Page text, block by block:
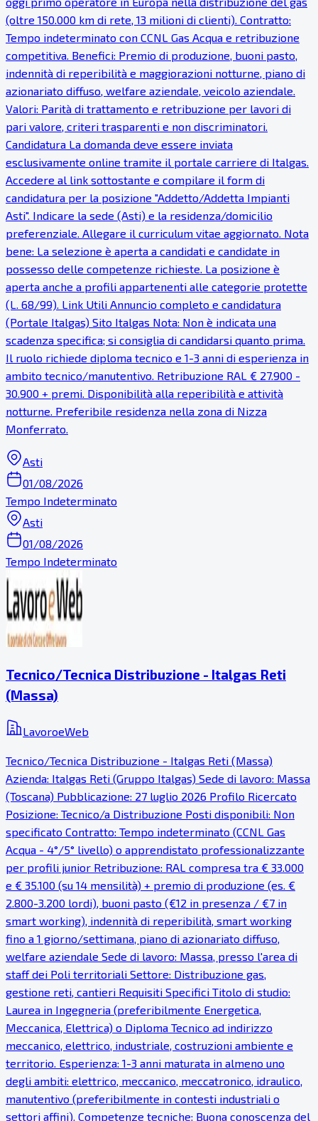
(oltre 150.000 km di rete, 13 milioni di clienti). Contratto:
Tempo indeterminato con CCNL Gas Acqua e retribuzione
competitiva. Benefici: Premio di produzione, buoni pasto,
indennità di reperibilità e maggiorazioni notturne, piano di
azionariato diffuso, welfare aziendale, veicolo aziendale.
Valori: Parità di trattamento e retribuzione per lavori di
pari valore, criteri trasparenti e non discriminatori.
Candidatura La domanda deve essere inviata
esclusivamente online tramite il portale carriere di Italgas.
Accedere al link sottostante e compilare il form di
candidatura per la posizione "Addetto/Addetta Impianti
Asti". Indicare la sede (Asti) e la residenza/domicilio
preferenziale. Allegare il curriculum vitae aggiornato. Nota
bene: La selezione è aperta a candidati e candidate in
possesso delle competenze richieste. La posizione è
aperta anche a profili appartenenti alle categorie protette
(L. 68/99). Link Utili Annuncio completo e candidatura
(Portale Italgas) Sito Italgas Nota: Non è indicata una
scadenza specifica; si consiglia di candidarsi quanto prima.
Il ruolo richiede diploma tecnico e 1-3 anni di esperienza in
ambito tecnico/manutentivo. Retribuzione RAL € 27.900 -
30.900 + premi. Disponibilità alla reperibilità e attività
notturne. Preferibile residenza nella zona di Nizza
Monferrato.
Asti
01/08/2026
Tempo Indeterminato
Asti
01/08/2026
Tempo Indeterminato
Tecnico/Tecnica Distribuzione - Italgas Reti
(Massa)
LavoroeWeb
Tecnico/Tecnica Distribuzione - Italgas Reti (Massa)
Azienda: Italgas Reti (Gruppo Italgas) Sede di lavoro: Massa
(Toscana) Pubblicazione: 27 luglio 2026 Profilo Ricercato
Posizione: Tecnico/a Distribuzione Posti disponibili: Non
specificato Contratto: Tempo indeterminato (CCNL Gas
Acqua - 4°/5° livello) o apprendistato professionalizzante
per profili junior Retribuzione: RAL compresa tra € 33.000
e € 35.100 (su 14 mensilità) + premio di produzione (es. €
2.800-3.200 lordi), buoni pasto (€12 in presenza / €7 in
smart working), indennità di reperibilità, smart working
fino a 1 giorno/settimana, piano di azionariato diffuso,
welfare aziendale Sede di lavoro: Massa, presso l'area di
staff dei Poli territoriali Settore: Distribuzione gas,
gestione reti, cantieri Requisiti Specifici Titolo di studio:
Laurea in Ingegneria (preferibilmente Energetica,
Meccanica, Elettrica) o Diploma Tecnico ad indirizzo
meccanico, elettrico, industriale, costruzioni ambiente e
territorio. Esperienza: 1-3 anni maturata in almeno uno
degli ambiti: elettrico, meccanico, meccatronico, idraulico,
manutentivo (preferibilmente in contesti industriali o
settori affini). Competenze tecniche: Buona conoscenza del